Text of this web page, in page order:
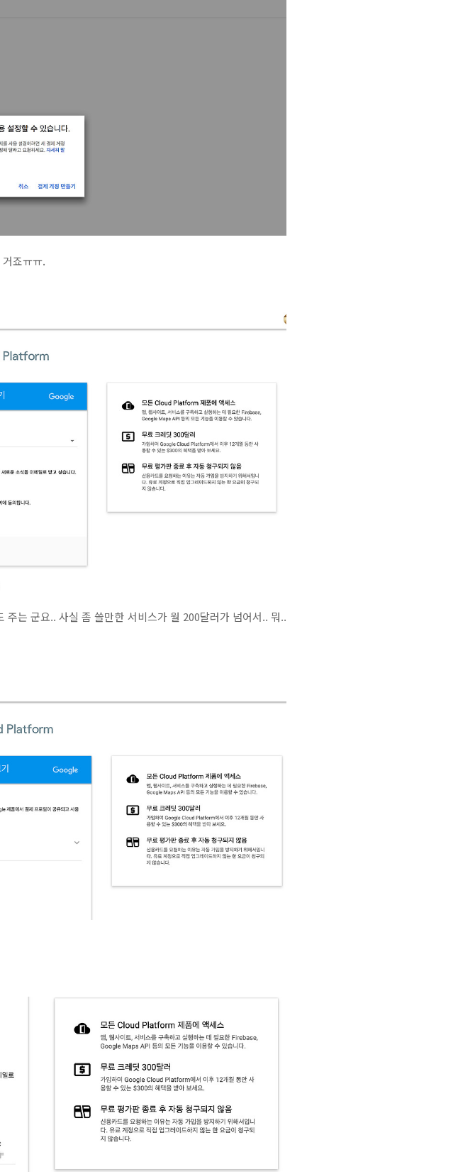
죠ㅠㅠ.
는 군요.. 사실 좀 쓸만한 서비스가 월 200달러가 넘어서.. 뭐..